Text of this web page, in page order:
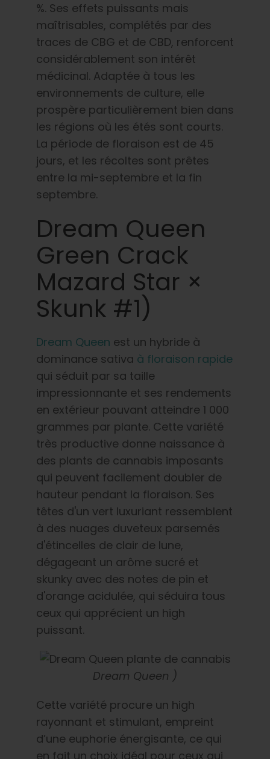
%. Ses effets puissants mais
maîtrisables, complétés par des
traces de CBG et de CBD, renforcent
considérablement son intérêt
médicinal. Adaptée à tous les
environnements de culture, elle
prospère particulièrement bien dans
les régions où les étés sont courts.
La période de floraison est de 45
jours, et les récoltes sont prêtes
entre la mi-septembre et la fin
septembre.
Dream Queen
Green Crack
Mazard Star ×
Skunk #1)
Dream Queen est un hybride à
dominance sativa à floraison rapide
qui séduit par sa taille
impressionnante et ses rendements
en extérieur pouvant atteindre 1 000
grammes par plante. Cette variété
très productive donne naissance à
des plants de cannabis imposants
qui peuvent facilement doubler de
hauteur pendant la floraison. Ses
têtes d'un vert luxuriant ressemblent
à des nuages duveteux parsemés
d'étincelles de clair de lune,
dégageant un arôme sucré et
skunky avec des notes de pin et
d'orange acidulée, qui séduira tous
ceux qui apprécient un high
puissant.
Dream Queen )
Cette variété procure un high
rayonnant et stimulant, empreint
d’une euphorie énergisante, ce qui
en fait un choix idéal pour ceux qui